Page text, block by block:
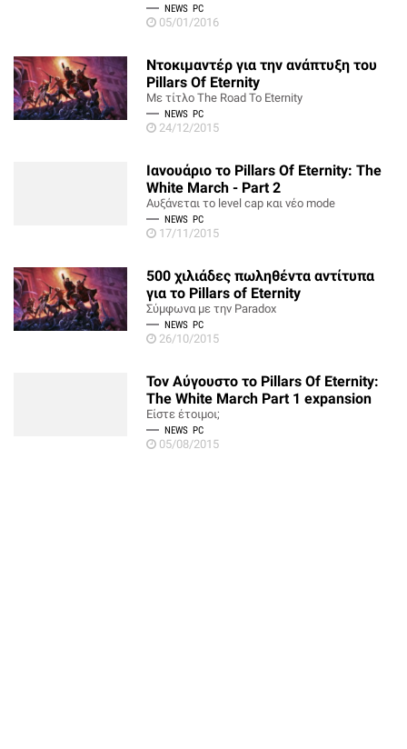
NEWS PC
05/01/2016
Ντοκιμαντέρ για την ανάπτυξη του
Pillars Of Eternity
Με τίτλο The Road To Eternity
NEWS PC
24/12/2015
Ιανουάριο το Pillars Of Eternity: The
White March - Part 2
Αυξάνεται το level cap και νέο mode
NEWS PC
17/11/2015
500 χιλιάδες πωληθέντα αντίτυπα
για το Pillars of Eternity
Σύμφωνα με την Paradox
NEWS PC
26/10/2015
Τον Αύγουστο το Pillars Of Eternity:
The White March Part 1 expansion
Είστε έτοιμοι;
NEWS PC
05/08/2015